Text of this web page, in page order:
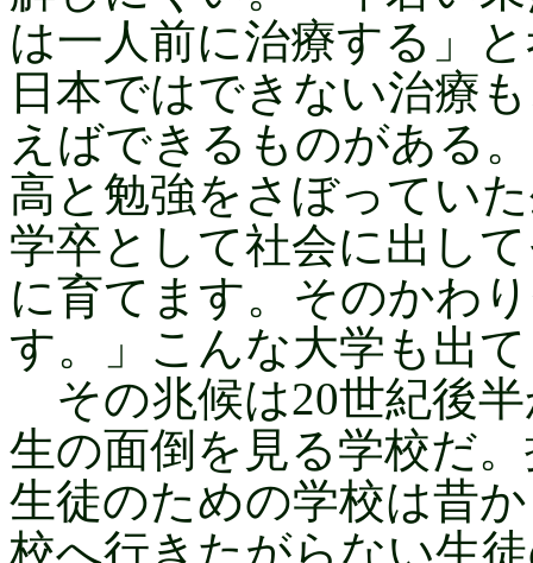
は一人前に治療する」
日本ではできない治療
えばできるものがある
高と勉強をさぼってい
学卒として社会に出し
に育てます。そのかわ
す。」こんな大学も出
その兆候は20世紀後
生の面倒を見る学校だ
生徒のための学校は昔
校へ行きたがらない生